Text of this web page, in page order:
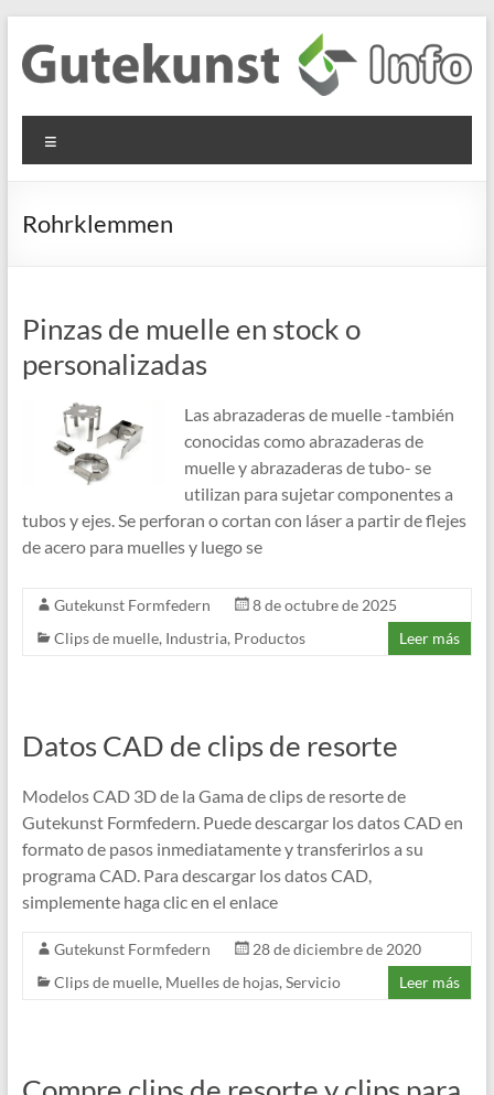
contenido
Gutekunst
Formfedern
GmbH
Informationen
Flachmaterial
Rohrklemmen
Pinzas de muelle en stock o
personalizadas
Las abrazaderas de muelle -también
conocidas como abrazaderas de
muelle y abrazaderas de tubo- se
utilizan para sujetar componentes a
tubos y ejes. Se perforan o cortan con láser a partir de flejes
de acero para muelles y luego se
Gutekunst Formfedern
8 de octubre de 2025
Clips de muelle, Industria, Productos Leer más
Datos CAD de clips de resorte
Modelos CAD 3D de la Gama de clips de resorte de
Gutekunst Formfedern. Puede descargar los datos CAD en
formato de pasos inmediatamente y transferirlos a su
programa CAD. Para descargar los datos CAD,
simplemente haga clic en el enlace
Gutekunst Formfedern
28 de diciembre de 2020
Clips de muelle, Muelles de hojas, Servicio Leer más